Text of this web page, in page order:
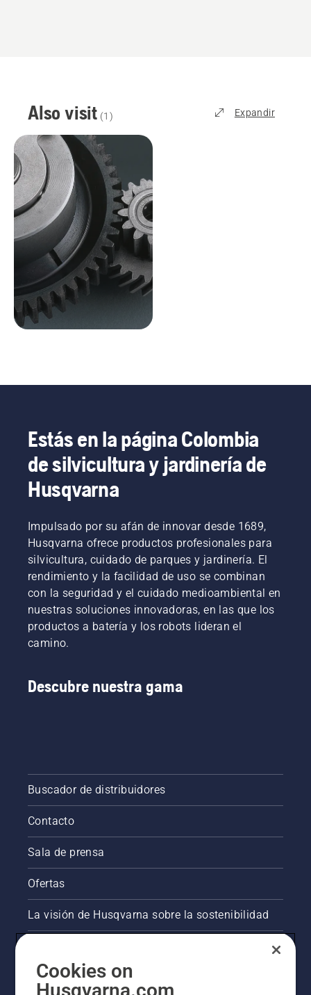
Also visit (1 ) Expandir
Estás en la página Colombia
de silvicultura y jardinería de
Husqvarna
Impulsado por su afán de innovar desde 1689,
Husqvarna ofrece productos profesionales para
silvicultura, cuidado de parques y jardinería. El
rendimiento y la facilidad de uso se combinan
con la seguridad y el cuidado medioambiental en
nuestras soluciones innovadoras, en las que los
productos a batería y los robots lideran el
camino.
Descubre nuestra gama
Buscador de distribuidores
Contacto
Sala de prensa
Ofertas
La visión de Husqvarna sobre la sostenibilidad
Otros sitios de Husqvarna
Cookies on